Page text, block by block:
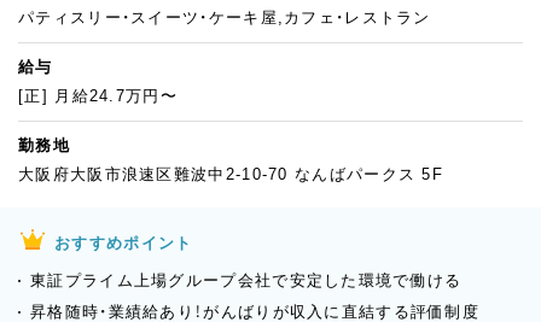
パティスリー・スイーツ・ケーキ屋,カフェ・レストラン
給与
[正] 月給24.7万円〜
勤務地
大阪府大阪市浪速区難波中2-10-70 なんばパークス 5F
おすすめポイント
東証プライム上場グループ会社で安定した環境で働ける
昇格随時・業績給あり！がんばりが収入に直結する評価制度